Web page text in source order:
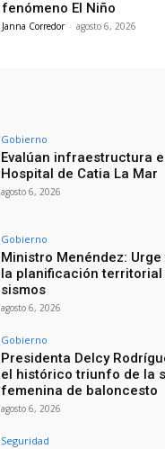
fenómeno El Niño
Janna Corredor - agosto 6, 2026
Gobierno
Evalúan infraestructura
Hospital de Catia La Mar
agosto 6, 2026
Gobierno
Ministro Menéndez:
la planificación
sismos
agosto 6, 2026
Gobierno
Presidenta Delcy
el histórico triunfo de la
femenina de baloncesto
agosto 6, 2026
Seguridad